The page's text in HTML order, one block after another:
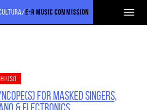
E-R Music Commission
for masked singers,